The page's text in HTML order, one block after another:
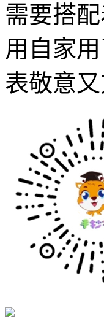
需要搭
用自家
表敬意又